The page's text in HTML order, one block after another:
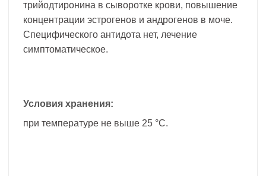
трийодтиронина в сыворотке крови, повышение
концентрации эстрогенов и андрогенов в моче.
Специфического антидота нет, лечение
симптоматическое.
Условия хранения:
при температуре не выше 25 °C.